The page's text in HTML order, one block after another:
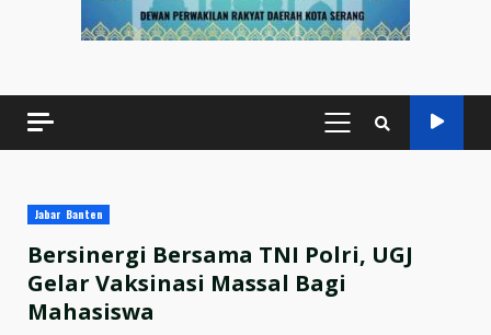
PRIMARY
MENU
Jabar Banten
Bersinergi Bersama TNI Polri, UGJ
Gelar Vaksinasi Massal Bagi
Mahasiswa